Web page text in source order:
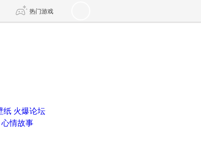
热门游戏
世界 新仙侠5
纸 火爆论坛
心情故事